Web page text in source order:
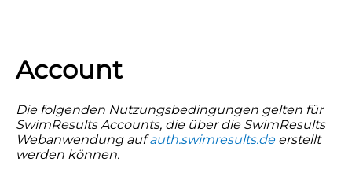
Account
Die folgenden Nutzungsbedingungen gelten für
SwimResults Accounts, die über die SwimResults
Webanwendung aufauth.swimresults.deerstellt
werden können.